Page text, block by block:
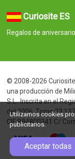
Curiosite ES
Regalos de
© 2008-2026
una producción de
S.L.. Inscrita en el
del 2006.
CIF:B84800341 C/
Utilizamos cookies
publicitarios.
Aceptar todas